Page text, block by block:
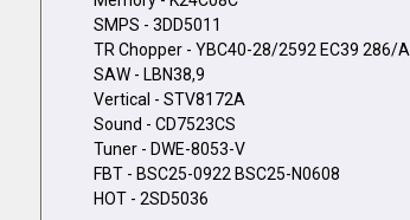
SMPS - 3DD5011
TR Chopper - YBC40-28/2592 EC39 286/A
SAW - LBN38,9
Vertical - STV8172A
Sound - CD7523CS
Tuner - DWE-8053-V
FBT - BSC25-0922 BSC25-N0608
HOT - 2SD5036